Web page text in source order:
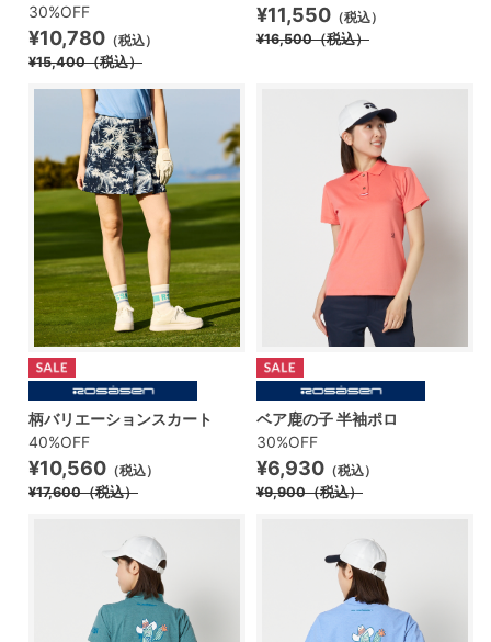
30%OFF
¥10,780 （税込）
¥15,400（税込）
¥11,550 （税込）
¥16,500（税込）
柄バリエーションスカート
40%OFF
¥10,560 （税込）
¥17,600（税込）
ベア鹿の子 半袖ポロ
30%OFF
¥6,930 （税込）
¥9,900（税込）